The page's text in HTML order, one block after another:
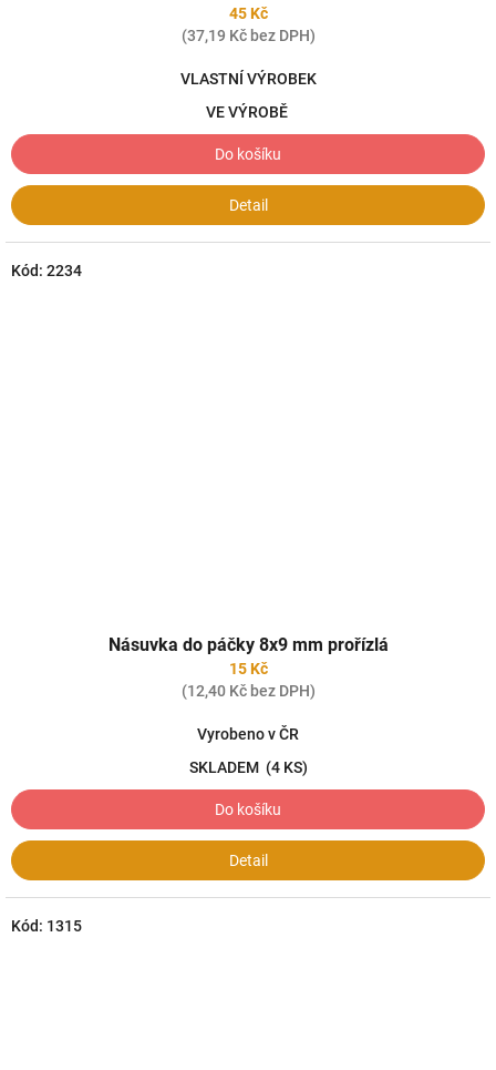
45 Kč
(37,19 Kč bez DPH)
VLASTNÍ VÝROBEK
VE VÝROBĚ
Do košíku
Detail
Násuvka do páčky 8x9 mm prořízlá
15 Kč
(12,40 Kč bez DPH)
Vyrobeno v ČR
SKLADEM (4 KS)
Do košíku
Detail
Kód: 2234
Kód: 1315